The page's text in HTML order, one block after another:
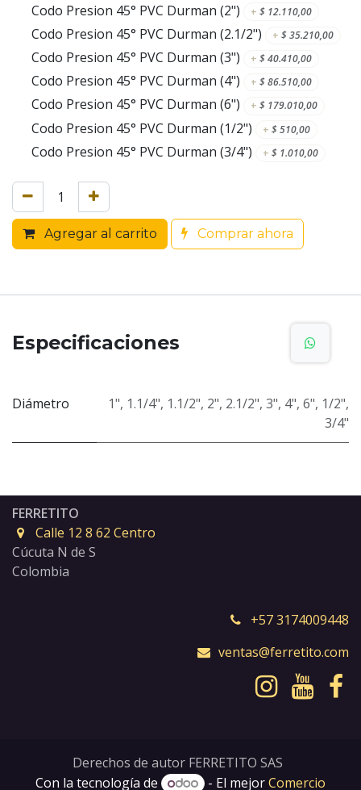
Codo Presion 45° PVC Durman (2") + $ 12.110,00
Codo Presion 45° PVC Durman (2.1/2") + $35.210,00
Codo Presion 45° PVC Durman (3") + $40.410,00
Codo Presion 45° PVC Durman (4") + $86.510,00
Codo Presion 45° PVC Durman (6") + $ 179.010,00
Codo Presion 45° PVC Durman (1/2") + $510,00
Codo Presion 45° PVC Durman (3/4") + $ 1.010,00
Agregar al carrito Comprar ahora
Especificaciones
Diámetro 1", 1.1/4", 1.1/2", 2", 2.1/2", 3", 4", 6", 1/2",
3/4"
FERRETITO
Calle 12 8 62 Centro
Cúcuta N de S
Colombia
+57 3174009448
ventas@ferretito.com
Derechos de autor FERRETITO SAS
Con la tecnología de
- El mejorComercio